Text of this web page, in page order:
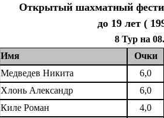
Открытый шахматный
до 19 лет (
8 Тур на
Имя
Очки
Медведев Никита
6,0
Хлонь Александр
6,0
Киле Роман
4,0